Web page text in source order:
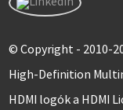
© Copyright - 2010-
High-Definition
HDMI logók a HDMI